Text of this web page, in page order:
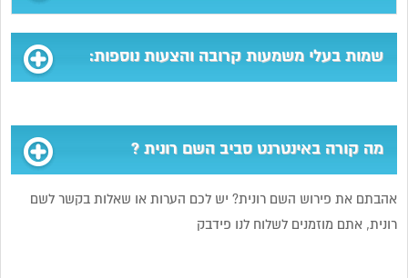
שמות בעלי משמעות קרובה והצעות נוספות:
מה קורה באינטרנט סביב השם רונית ?
אהבתם את פירוש השם רונית? יש לכם הערות או שאלות בקשר לשם
רונית, אתם מוזמנים לשלוח לנו פידבק